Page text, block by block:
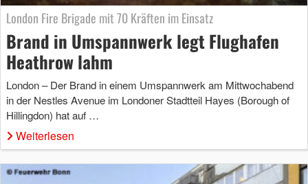
London Fire Brigade mit 70 Kräften im Einsatz
Brand in Umspannwerk legt Flughafen
Heathrow lahm
London – Der Brand in einem Umspannwerk am Mittwochabend
in der Nestles Avenue im Londoner Stadtteil Hayes (Borough of
Hillingdon) hat auf …
Weiterlesen